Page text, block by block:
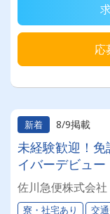
応
新着 8/9掲載
未経験歓迎！
イバーデビュー
佐川急便株式会
寮・社宅あり 交